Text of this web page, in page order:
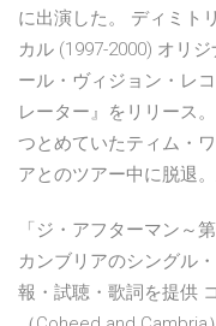
に出演した。 ディミト
カル (1997-2000) オリ
ール・ヴィジョン・レ
レーター』をリリース
つとめていたティム・
アとのツアー中に脱退
「ジ・アフターマン～
カンブリアのシングル
報・試聴・歌詞を提供